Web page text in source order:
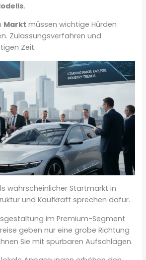
.
Markt müssen wichtige Hürden
Zulassungsverfahren und
Zeit.
wahrscheinlicher Startmarkt in
und Kaufkraft sprechen dafür.
im Premium-Segment
geben nur eine grobe Richtung
Sie mit spürbaren Aufschlägen.